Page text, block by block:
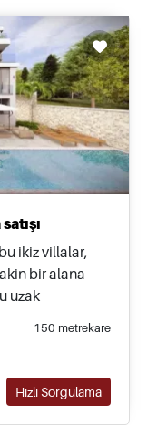
ikiz villalar,
bir alana
uzak
günlük
150 metrekare
Hızlı Sorgulama